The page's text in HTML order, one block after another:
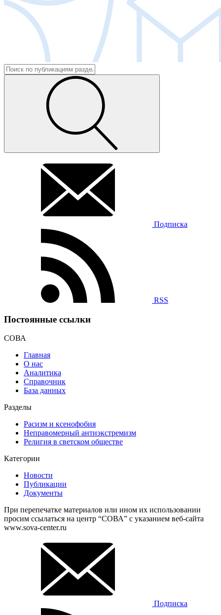
Подписка
RSS
Постоянные ссылки
СОВА
Главная
О нас
Аналитика
Справочник
База данных
Разделы
Расизм и ксенофобия
Неправомерный антиэкстремизм
Религия в светском обществе
Категории
Новости
Публикации
Документы
При перепечатке материалов или ином их использовании
просим ссылаться на центр “СОВА” с указанием веб-сайта
www.sova-center.ru
Подписка